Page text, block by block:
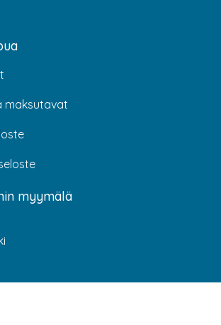
maksutavat
myymälä